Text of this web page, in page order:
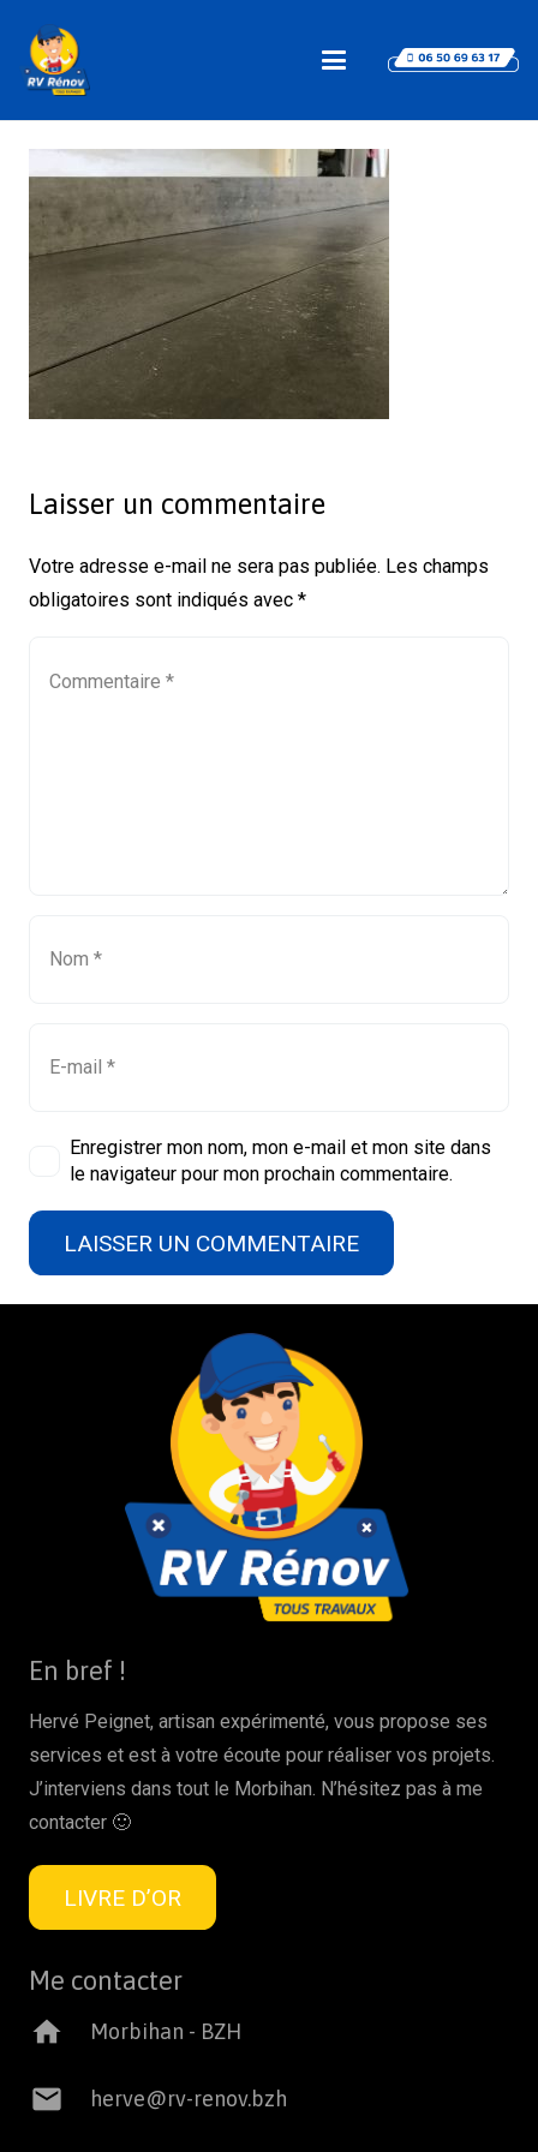
Laisser un commentaire
Votre adresse e-mail ne sera pas publiée. Les champs
obligatoires sont indiqués avec *
Enregistrer mon nom, mon e-mail et mon site dans
le navigateur pour mon prochain commentaire.
LAISSER UN COMMENTAIRE
En bref !
Hervé Peignet, artisan expérimenté, vous propose ses
services et est à votre écoute pour réaliser vos projets.
J’interviens dans tout le Morbihan. N’hésitez pas à me
contacter 🙂
LIVRE D’OR
Me contacter
home Morbihan - BZH
mail herve@rv-renov.bzh